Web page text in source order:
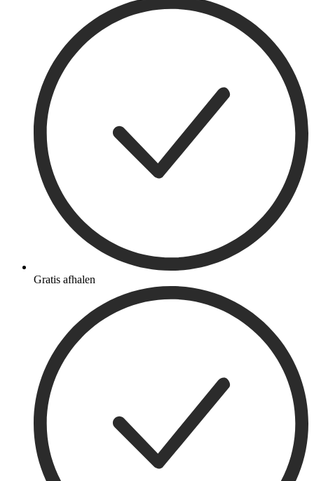
Gratis afhalen